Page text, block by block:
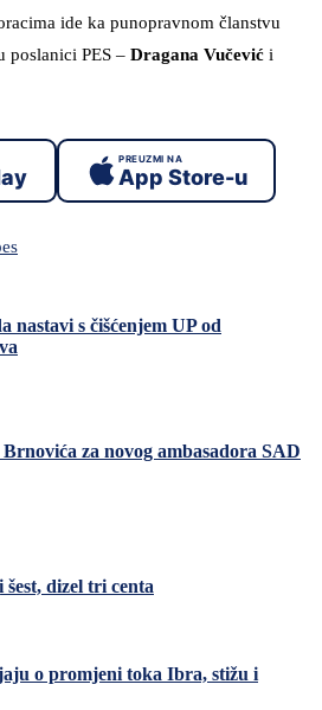
ide ka punopravnom članstvu
poslanici PES – Dragana Vučević i
PREUZMI NA
App Store-u
nastavi s čišćenjem UP od
za novog ambasadora SAD
dizel tri centa
o promjeni toka Ibra, stižu i